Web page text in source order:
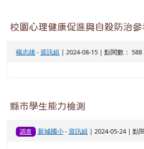
校園心理健康促進與自殺防治參
楊志雄- 資訊組 | 2024-08-15 | 點閱數： 588
縣市學生能力檢測
調查 新城國小- 資訊組 | 2024-05-24 | 點